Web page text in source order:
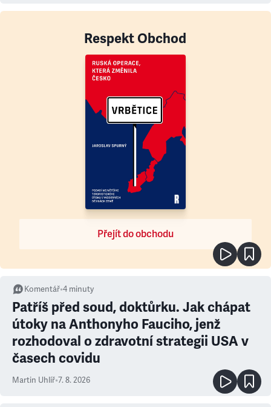
Respekt Obchod
Přejít do obchodu
Komentář•4 minuty
Patříš před soud, doktůrku. Jak chápat
útoky na Anthonyho Fauciho, jenž
rozhodoval o zdravotní strategii USA v
časech covidu
Martin Uhlíř•7. 8. 2026